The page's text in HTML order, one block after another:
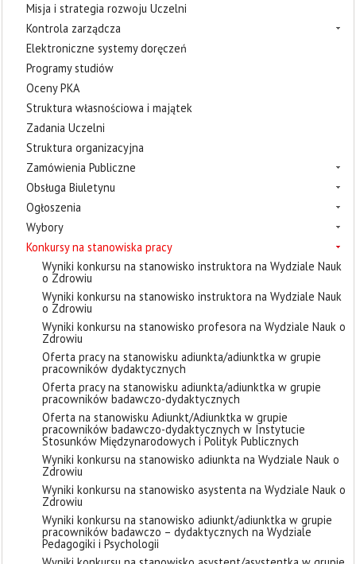
Misja i strategia rozwoju Uczelni
Kontrola zarządcza
Elektroniczne systemy doręczeń
Programy studiów
Oceny PKA
Struktura własnościowa i majątek
Zadania Uczelni
Struktura organizacyjna
Zamówienia Publiczne
Obsługa Biuletynu
Ogłoszenia
Wybory
Konkursy na stanowiska pracy
Wyniki konkursu na stanowisko instruktora na Wydziale Nauk
o Zdrowiu
Wyniki konkursu na stanowisko instruktora na Wydziale Nauk
o Zdrowiu
Wyniki konkursu na stanowisko profesora na Wydziale Nauk o
Zdrowiu
Oferta pracy na stanowisku adiunkta/adiunktka w grupie
pracowników dydaktycznych
Oferta pracy na stanowisku adiunkta/adiunktka w grupie
pracowników badawczo-dydaktycznych
Oferta na stanowisku Adiunkt/Adiunktka w grupie
pracowników badawczo-dydaktycznych w Instytucie
Stosunków Międzynarodowych i Polityk Publicznych
Wyniki konkursu na stanowisko adiunkta na Wydziale Nauk o
Zdrowiu
Wyniki konkursu na stanowisko asystenta na Wydziale Nauk o
Zdrowiu
Wyniki konkursu na stanowisko adiunkt/adiunktka w grupie
pracowników badawczo – dydaktycznych na Wydziale
Pedagogiki i Psychologii